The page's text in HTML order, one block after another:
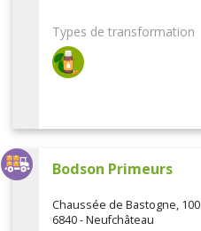
Types de transformation
Bodson Primeurs
Chaussée de Bastogne, 100
6840 - Neufchâteau